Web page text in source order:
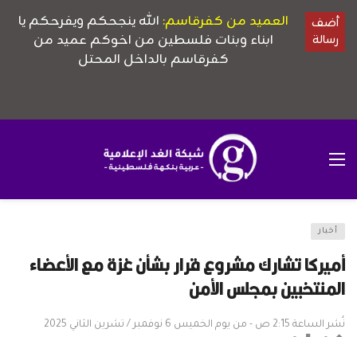
أخبار
أميركا تشارك مشروع قرار بشأن غزة مع الأعضاء
المنتخبين بمجلس الأمن
نُشر الساعة 2:15 ص - من يوم الخميس 6 نوفمبر / تشرين الثاني 2025